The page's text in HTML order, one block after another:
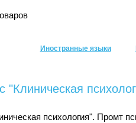
Иностранные языки
"Клиническая
психология". Промт